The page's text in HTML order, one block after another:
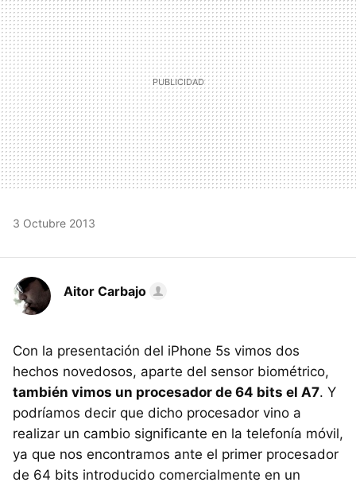
3 Octubre 2013
Aitor Carbajo
Con la presentación del iPhone 5s vimos dos
hechos novedosos, aparte del sensor biométrico,
también vimos un procesador de 64 bits el A7. Y
podríamos decir que dicho procesador vino a
realizar un cambio significante en la telefonía móvil,
ya que nos encontramos ante el primer procesador
de 64 bits introducido comercialmente en un